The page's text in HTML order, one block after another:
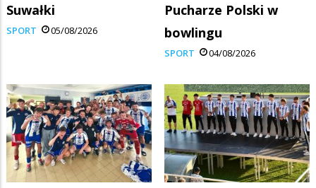
Suwałki
SPORT 05/08/2026
Pucharze Polski w
bowlingu
SPORT 04/08/2026